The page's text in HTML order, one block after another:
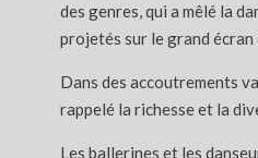
des genres, qui a mêlé la
projetés sur le grand écran
Dans des accoutrements
rappelé la richesse et la
Les ballerines et les